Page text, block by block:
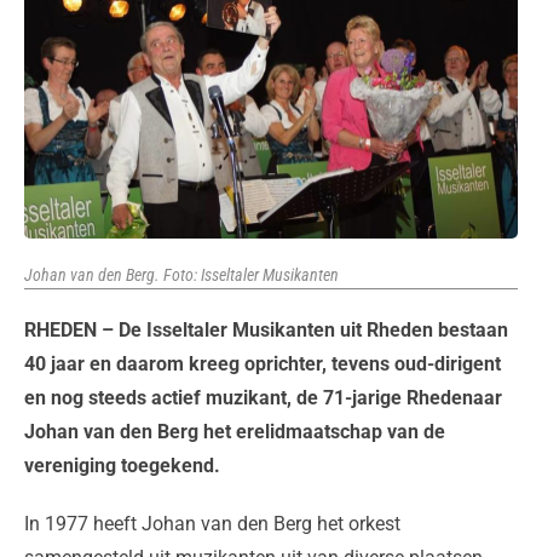
Johan van den Berg. Foto: Isseltaler Musikanten
RHEDEN – De Isseltaler Musikanten uit Rheden bestaan
40 jaar en daarom kreeg oprichter, tevens oud-dirigent
en nog steeds actief muzikant, de 71-jarige Rhedenaar
Johan van den Berg het erelidmaatschap van de
vereniging toegekend.
In 1977 heeft Johan van den Berg het orkest